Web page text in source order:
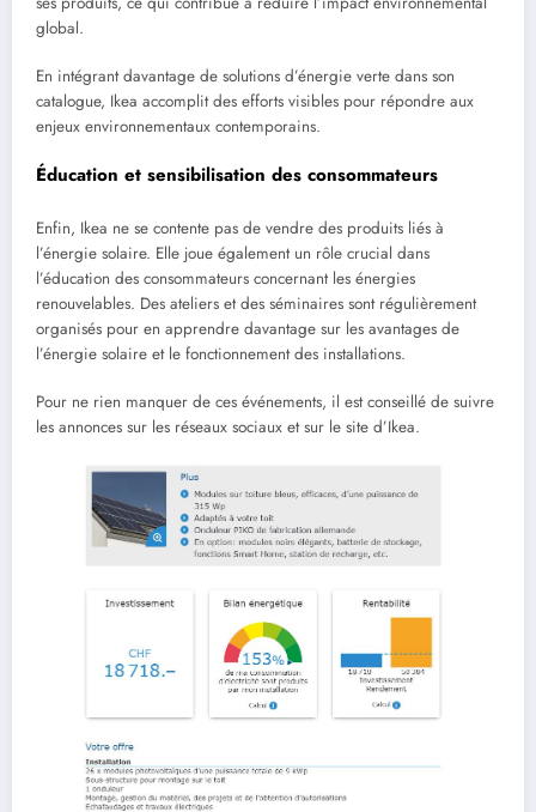
global.
En intégrant davantage de solutions d’énergie verte dans son
catalogue, Ikea accomplit des efforts visibles pour répondre aux
enjeux environnementaux contemporains.
Éducation et sensibilisation des consommateurs
Enfin, Ikea ne se contente pas de vendre des produits liés à
l’énergie solaire. Elle joue également un rôle crucial dans
l’éducation des consommateurs concernant les énergies
renouvelables. Des ateliers et des séminaires sont régulièrement
organisés pour en apprendre davantage sur les avantages de
l’énergie solaire et le fonctionnement des installations.
Pour ne rien manquer de ces événements, il est conseillé de suivre
les annonces sur les réseaux sociaux et sur le site d’Ikea.